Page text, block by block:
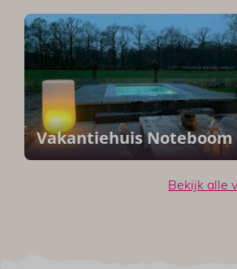
Vakantiehuis Noteboom
Bekijk alle